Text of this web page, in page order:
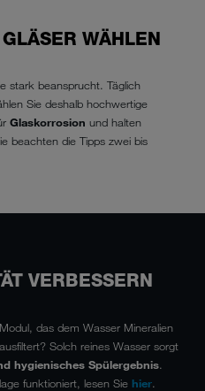
WÄHLEN
stark beansprucht. Täglich
Sie deshalb hochwertige
Glaskorrosion und halten
beachten die Tipps zwei bis
VERBESSERN
das dem Wasser Mineralien
Solch reines Wasser sorgt
hygienisches Spülergebnis.
funktioniert, lesen Sie hier.